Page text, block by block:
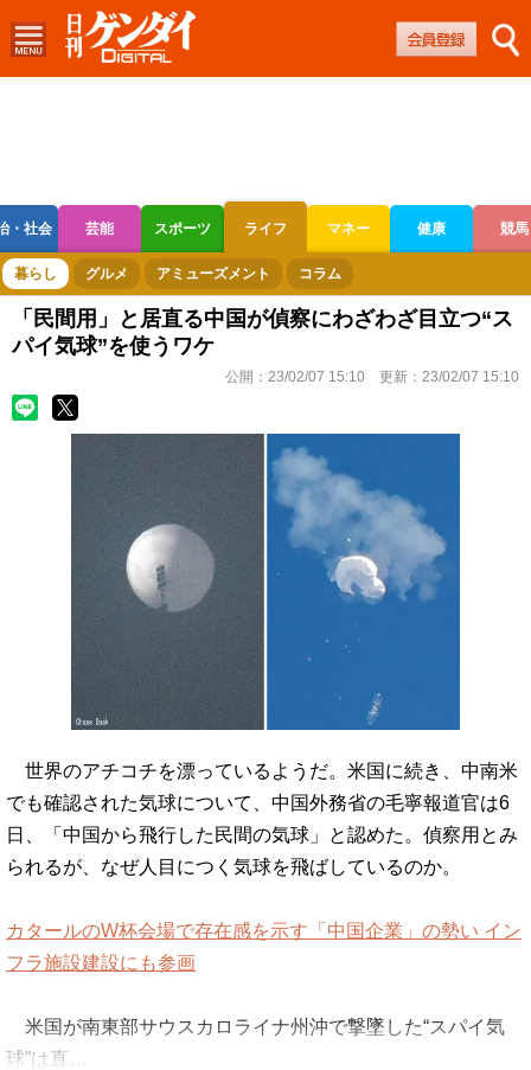
・社会 芸能 スポーツ ライフ マネー 健康 競馬
ボートレース 競輪 オートレース
暮らし グルメ アミューズメント コラム
「民間用」と居直る中国が偵察にわざわざ目立つ“ス
パイ気球”を使うワケ
公開： 23/02/07 15:10 更新： 23/02/07 15:10
世界のアチコチを漂っているようだ。米国に続き、中南米
でも確認された気球について、中国外務省の毛寧報道官は6
日、「中国から飛行した民間の気球」と認めた。偵察用とみ
られるが、なぜ人目につく気球を飛ばしているのか。
カタールのW杯会場で存在感を示す「中国企業」の勢い イン
フラ施設建設にも参画
米国が南東部サウスカロライナ州沖で撃墜した“スパイ気
球”は直…